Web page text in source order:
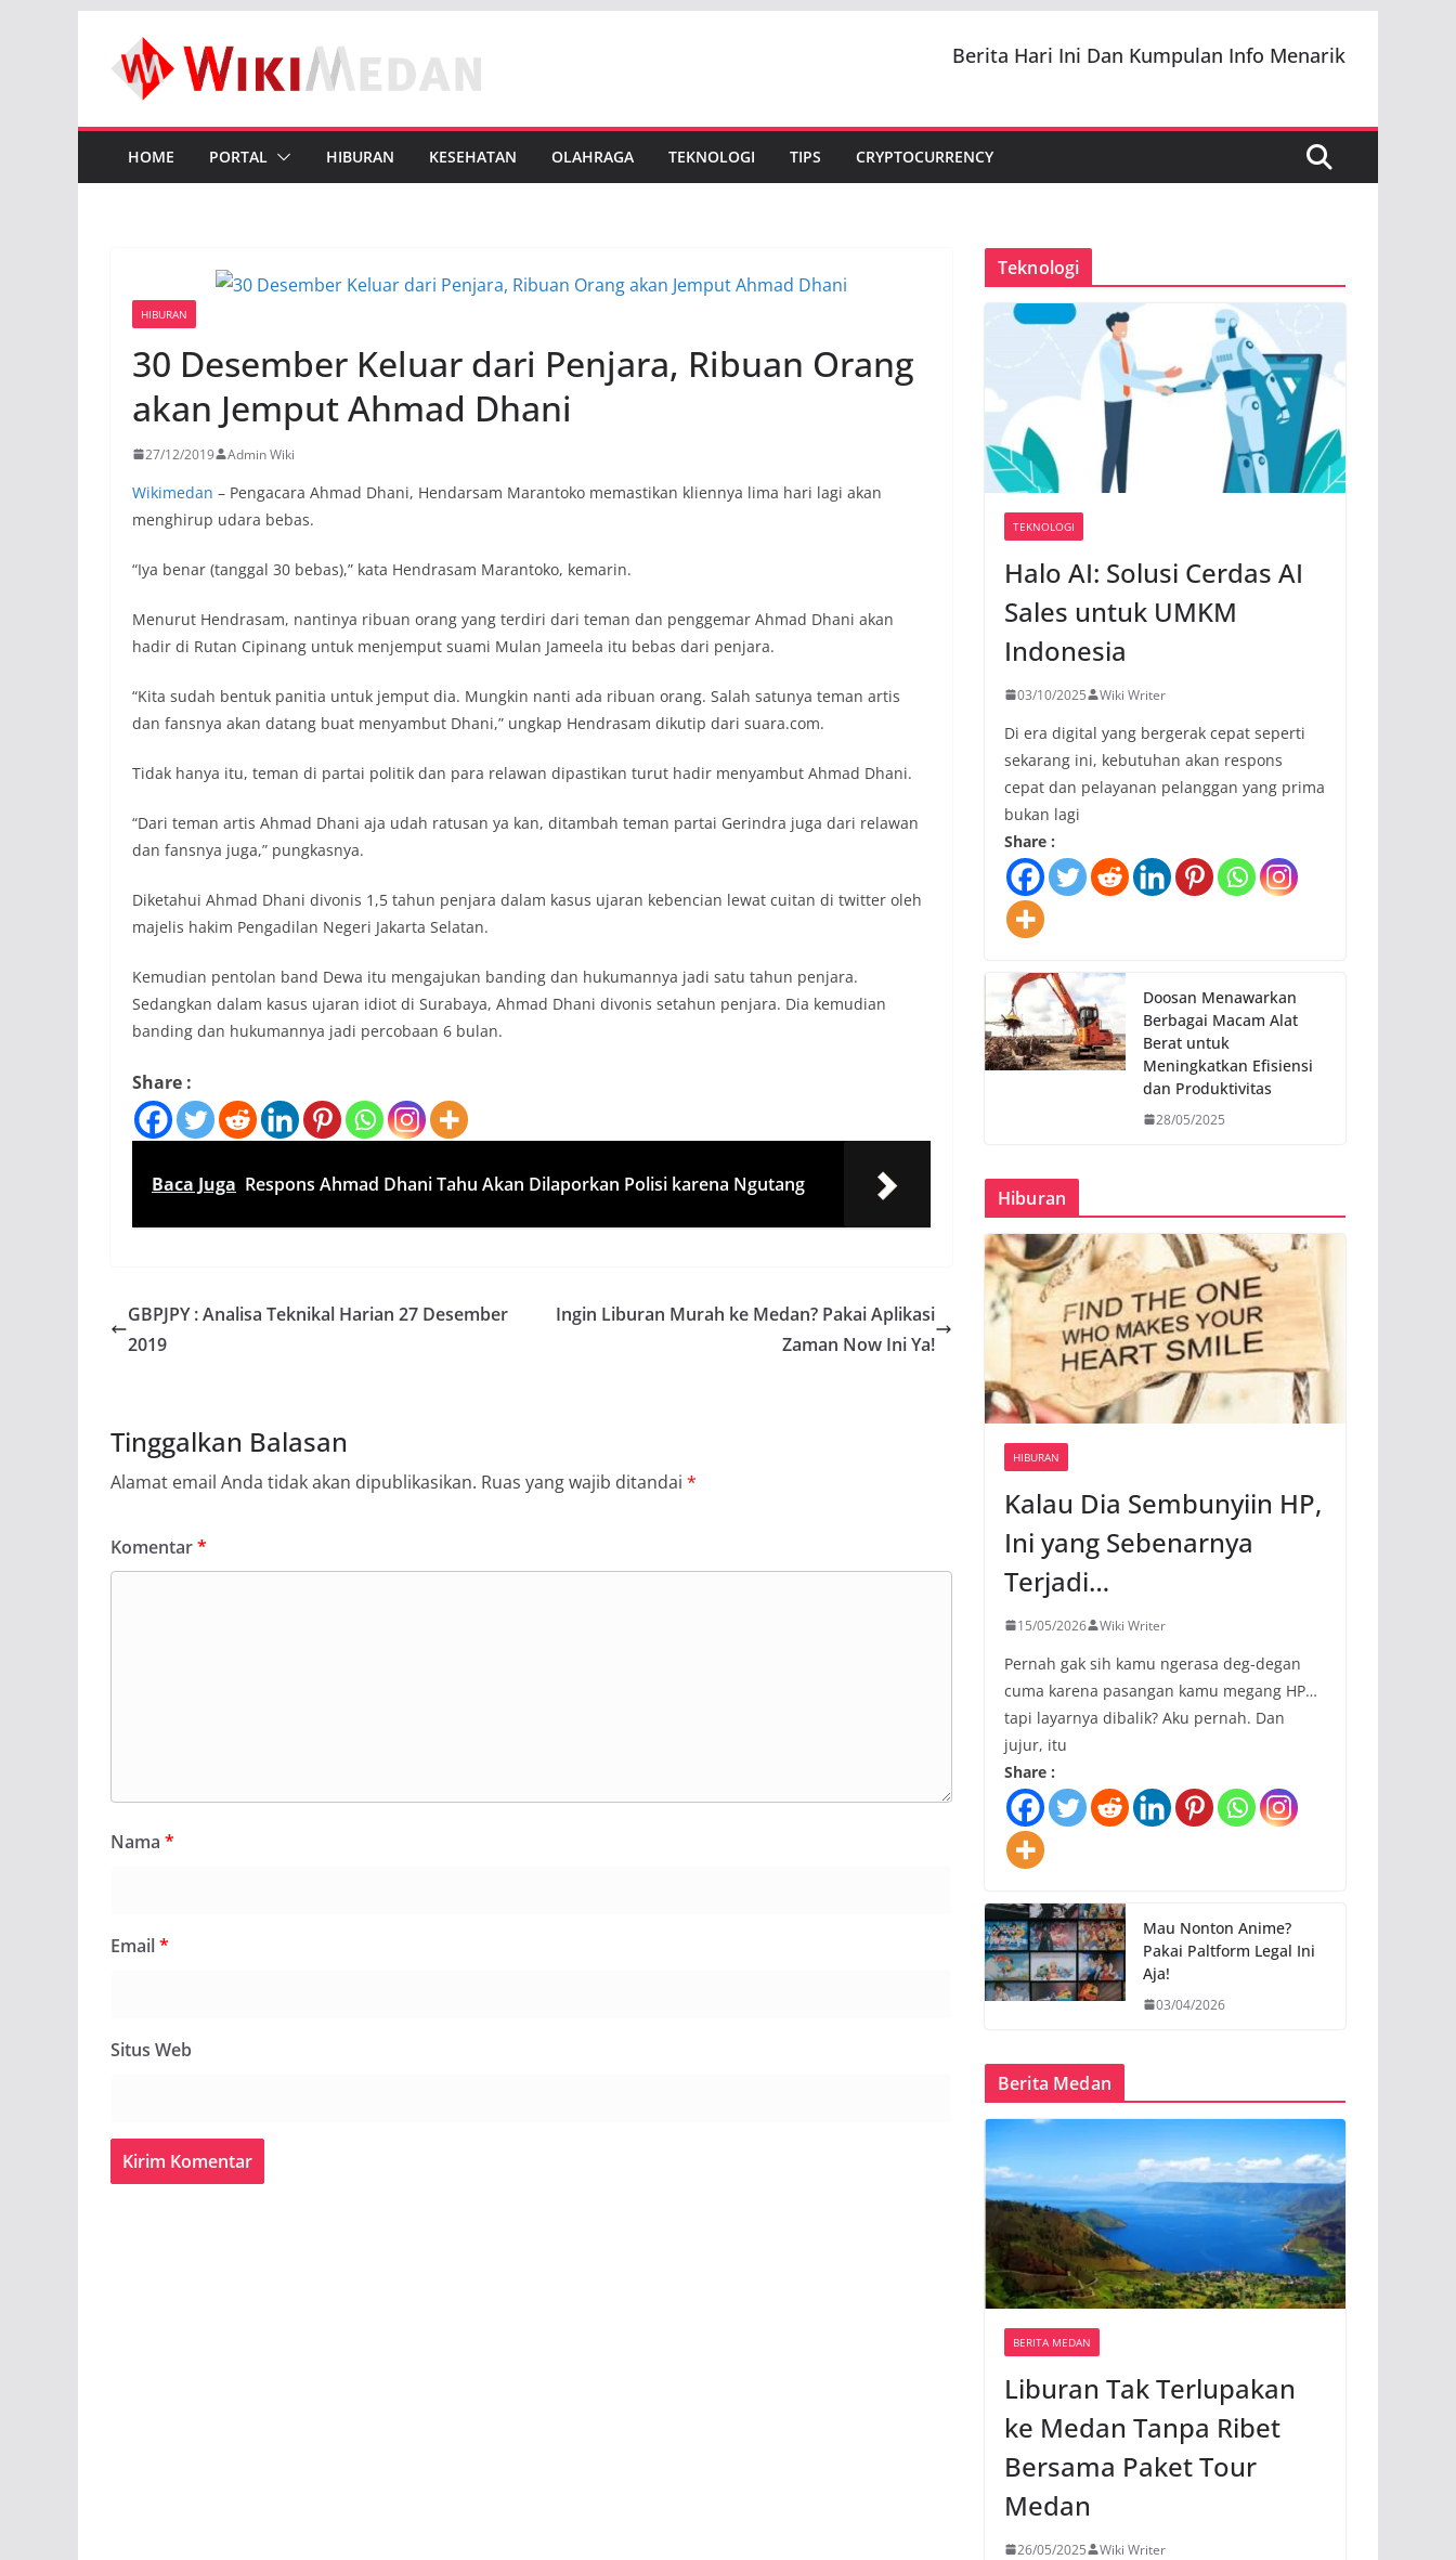
content
Berita Hari Ini Dan Kumpulan Info Menarik
HOME PORTAL HIBURAN KESEHATAN OLAHRAGA TEKNOLOGI TIPS CRYPTOCURRENCY
HIBURAN
30 Desember Keluar dari Penjara, Ribuan Orang
akan Jemput Ahmad Dhani
27/12/2019 Admin Wiki
Wikimedan – Pengacara Ahmad Dhani, Hendarsam Marantoko memastikan kliennya lima hari lagi akan
menghirup udara bebas.
“Iya benar (tanggal 30 bebas),” kata Hendrasam Marantoko, kemarin.
Menurut Hendrasam, nantinya ribuan orang yang terdiri dari teman dan penggemar Ahmad Dhani akan
hadir di Rutan Cipinang untuk menjemput suami Mulan Jameela itu bebas dari penjara.
“Kita sudah bentuk panitia untuk jemput dia. Mungkin nanti ada ribuan orang. Salah satunya teman artis
dan fansnya akan datang buat menyambut Dhani,” ungkap Hendrasam dikutip dari suara.com.
Tidak hanya itu, teman di partai politik dan para relawan dipastikan turut hadir menyambut Ahmad Dhani.
“Dari teman artis Ahmad Dhani aja udah ratusan ya kan, ditambah teman partai Gerindra juga dari relawan
dan fansnya juga,” pungkasnya.
Diketahui Ahmad Dhani divonis 1,5 tahun penjara dalam kasus ujaran kebencian lewat cuitan di twitter oleh
majelis hakim Pengadilan Negeri Jakarta Selatan.
Kemudian pentolan band Dewa itu mengajukan banding dan hukumannya jadi satu tahun penjara.
Sedangkan dalam kasus ujaran idiot di Surabaya, Ahmad Dhani divonis setahun penjara. Dia kemudian
banding dan hukumannya jadi percobaan 6 bulan.
Share :
Baca Juga Respons Ahmad Dhani Tahu Akan Dilaporkan Polisi karena Ngutang
GBPJPY : Analisa Teknikal Harian 27 Desember
2019
Ingin Liburan Murah ke Medan? Pakai Aplikasi
Zaman Now Ini Ya!
Tinggalkan Balasan
Alamat email Anda tidak akan dipublikasikan. Ruas yang wajib ditandai *
Komentar*
Nama *
Email*
Situs Web
Teknologi
TEKNOLOGI
Halo AI: Solusi Cerdas AI
Sales untuk UMKM
Indonesia
03/10/2025 Wiki Writer
Di era digital yang bergerak cepat seperti
sekarang ini, kebutuhan akan respons
cepat dan pelayanan pelanggan yang prima
bukan lagi
Share :
Doosan Menawarkan
Berbagai Macam Alat
Berat untuk
Meningkatkan Efisiensi
dan Produktivitas
28/05/2025
Hiburan
HIBURAN
Kalau Dia Sembunyiin HP,
Ini yang Sebenarnya
Terjadi…
15/05/2026 Wiki Writer
Pernah gak sih kamu ngerasa deg-degan
cuma karena pasangan kamu megang HP…
tapi layarnya dibalik? Aku pernah. Dan
jujur, itu
Share :
Mau Nonton Anime?
Pakai Paltform Legal Ini
Aja!
03/04/2026
Berita Medan
BERITA MEDAN
Liburan Tak Terlupakan
ke Medan Tanpa Ribet
Bersama Paket Tour
Medan
26/05/2025 Wiki Writer